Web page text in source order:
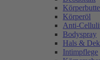
Körperöl
Anti-
Bodyspray
Hals &
Intimpflege